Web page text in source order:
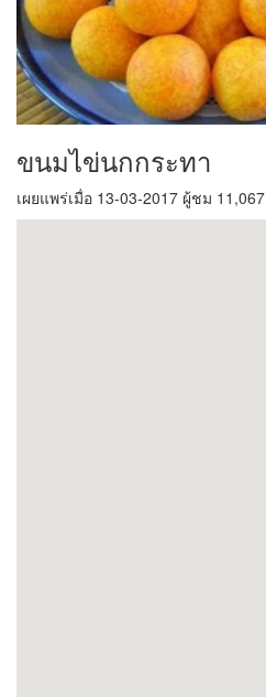
ขนมไข่นกกระทา
เผยแพร่เมื่อ 13-03-2017 ผู้ชม 11,067